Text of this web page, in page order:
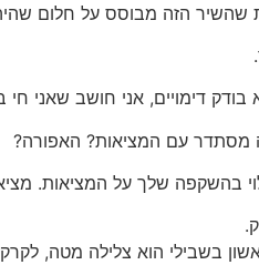
שהשיר הזה מבוסס על חלום
בודק דימויים, אני חושב שאני חי
מסתדר עם המציאות?‬ האפורה?‬
בהשקפה שלך על המציאות.
בשבילי הוא צלילה מטה,